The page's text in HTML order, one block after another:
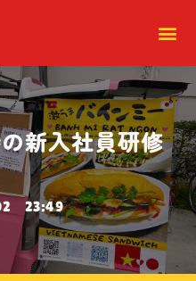
新入社員研修
23:49